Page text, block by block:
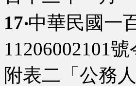
17‧中華民國一
11206002101
附表二「公務